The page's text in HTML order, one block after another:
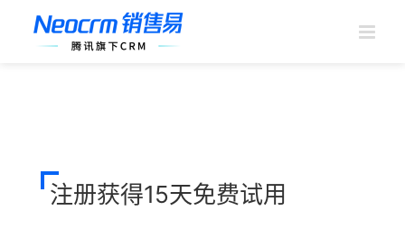
注册获得15天免费试用